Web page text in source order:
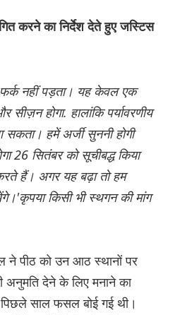
करने का निर्देश देते हुए जस्टिस
फर्क नहीं पड़ता। यह केवल एक
होगा. हालांकि पर्यावरणीय
सकता। हमें अर्जी सुननी होगी
26 सितंबर को सूचीबद्ध किया
हैं। अगर यह बढ़ा तो हम
किसी भी स्थगन की मांग
ने पीठ को उन आठ स्थानों पर
अनुमति देने के लिए मनाने का
साल फसल बोई गई थी।